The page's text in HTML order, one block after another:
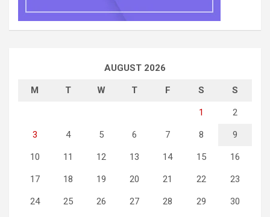
AUGUST 2026
M T W T F S S
1 2
3 4 5 6 7 8 9
10 11 12 13 14 15 16
17 18 19 20 21 22 23
24 25 26 27 28 29 30